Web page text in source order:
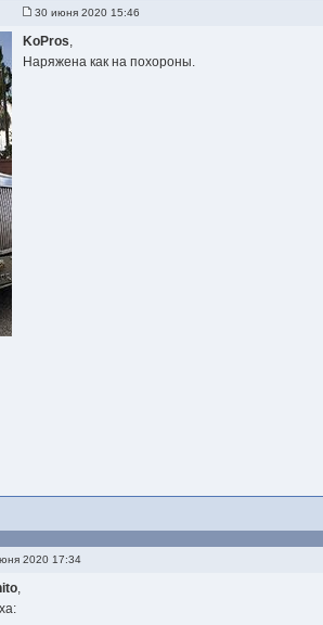
30 июня 2020 15:46
KoPros,
Наряжена как на похороны.
2020 17:34
,